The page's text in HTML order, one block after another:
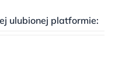
ulubionej platformie: